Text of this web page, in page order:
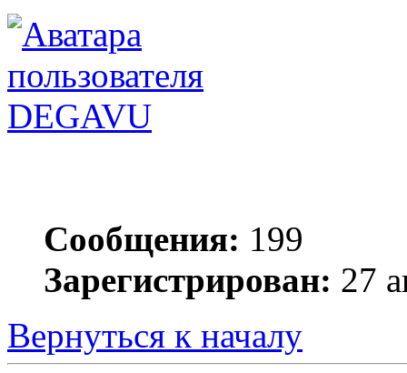
DEGAVU
Сообщения: 199
Зарегистрирован: 27
Вернуться к началу